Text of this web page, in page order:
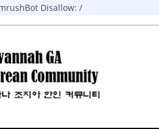
Disallow: /